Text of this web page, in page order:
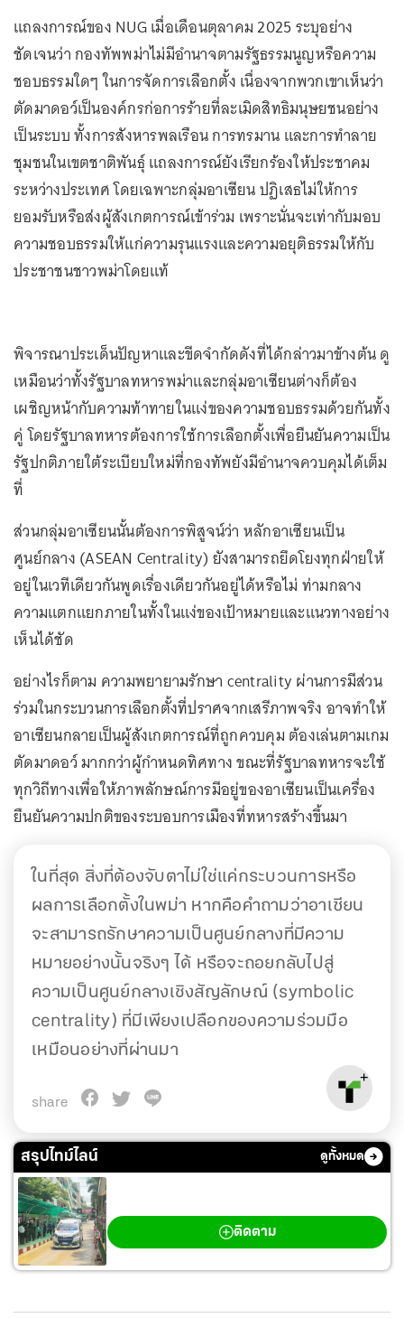
แถลงการณ์ของ NUG เมื่อเดือนตุลาคม 2025 ระบุอย่าง
ชัดเจนว่า กองทัพพม่าไม่มีอำนาจตามรัฐธรรมนูญหรือความ
ชอบธรรมใดๆ ในการจัดการเลือกตั้ง เนื่องจากพวกเขาเห็นว่า
ตัดมาดอว์เป็นองค์กรก่อการร้ายที่ละเมิดสิทธิมนุษยชนอย่าง
เป็นระบบ ทั้งการสังหารพลเรือน การทรมาน และการทำลาย
ชุมชนในเขตชาติพันธุ์ แถลงการณ์ยังเรียกร้องให้ประชาคม
ระหว่างประเทศ โดยเฉพาะกลุ่มอาเซียน ปฏิเสธไม่ให้การ
ยอมรับหรือส่งผู้สังเกตการณ์เข้าร่วม เพราะนั่นจะเท่ากับมอบ
ความชอบธรรมให้แก่ความรุนแรงและความอยุติธรรมให้กับ
ประชาชนชาวพม่าโดยแท้
พิจารณาประเด็นปัญหาและขีดจำกัดดังที่ได้กล่าวมาข้างต้น ดู
เหมือนว่าทั้งรัฐบาลทหารพม่าและกลุ่มอาเซียนต่างก็ต้อง
เผชิญหน้ากับความท้าทายในแง่ของความชอบธรรมด้วยกันทั้ง
คู่ โดยรัฐบาลทหารต้องการใช้การเลือกตั้งเพื่อยืนยันความเป็น
รัฐปกติภายใต้ระเบียบใหม่ที่กองทัพยังมีอำนาจควบคุมได้เต็ม
ที่
ส่วนกลุ่มอาเซียนนั้นต้องการพิสูจน์ว่า หลักอาเซียนเป็น
ศูนย์กลาง (ASEAN Centrality) ยังสามารถยึดโยงทุกฝ่ายให้
อยู่ในเวทีเดียวกันพูดเรื่องเดียวกันอยู่ได้หรือไม่ ท่ามกลาง
ความแตกแยกภายในทั้งในแง่ของเป้าหมายและแนวทางอย่าง
เห็นได้ชัด
อย่างไรก็ตาม ความพยายามรักษา centrality ผ่านการมีส่วน
ร่วมในกระบวนการเลือกตั้งที่ปราศจากเสรีภาพจริง อาจทำให้
อาเซียนกลายเป็นผู้สังเกตการณ์ที่ถูกควบคุม ต้องเล่นตามเกม
ตัดมาดอว์ มากกว่าผู้กำหนดทิศทาง ขณะที่รัฐบาลทหารจะใช้
ทุกวิถีทางเพื่อให้ภาพลักษณ์การมีอยู่ของอาเซียนเป็นเครื่อง
ยืนยันความปกติของระบอบการเมืองที่ทหารสร้างขึ้นมา
ในที่สุด สิ่งที่ต้องจับตาไม่ใช่แค่กระบวนการหรือ
ผลการเลือกตั้งในพม่า หากคือคำถามว่าอาเซียน
จะสามารถรักษาความเป็นศูนย์กลางที่มีความ
หมายอย่างนั้นจริงๆ ได้ หรือจะถอยกลับไปสู่
ความเป็นศูนย์กลางเชิงสัญลักษณ์ (symbolic
centrality) ที่มีเพียงเปลือกของความร่วมมือ
เหมือนอย่างที่ผ่านมา
share
สรุปไทม์ไลน์ ดูทั้งหมด
ติดตาม